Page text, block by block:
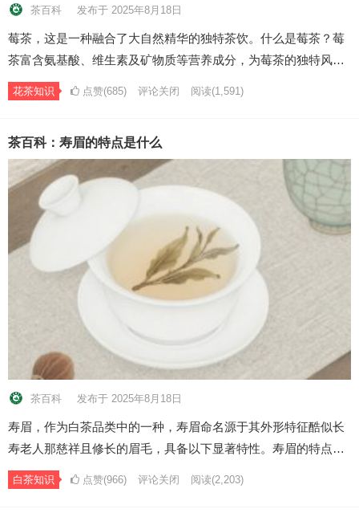
茶百科 发布于 2025年8月18日
莓茶，这是一种融合了大自然精华的独特茶饮。什么是莓茶？莓
茶富含氨基酸、维生素及矿物质等营养成分，为莓茶的独特风…
花茶知识 点赞(685) 评论关闭 阅读(1,591)
茶百科：寿眉的特点是什么
茶百科 发布于 2025年8月18日
寿眉，作为白茶品类中的一种，寿眉命名源于其外形特征酷似长
寿老人那慈祥且修长的眉毛，具备以下显著特性。寿眉的特点…
白茶知识 点赞(966) 评论关闭 阅读(2,203)